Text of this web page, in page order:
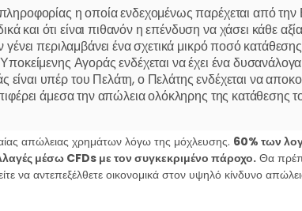
απώλειας χρημάτων λόγω της μόχλευσης. 60% των
μέσω CFDs με τον συγκεκριμένο πάροχο. Θα
να αντεπεξέλθετε οικονομικά στον υψηλό κίνδυνο
η οποία ενδεχομένως παρέχεται από
και ότι είναι πιθανόν η επένδυση να χάσει κάθε
περιλαμβάνει ένα σχετικά μικρό ποσό
Αγοράς ενδέχεται να έχει ένα
υπέρ του Πελάτη, ο Πελάτης ενδέχεται να
άμεσα την απώλεια ολόκληρης της κατάθεσης
άμεσα ρευστοποιήσιμα ως αποτέλεσμα